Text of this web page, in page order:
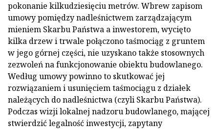
pokonanie kilkudziesięciu metrów. Wbrew zapisom
umowy pomiędzy nadleśnictwem zarządzającym
mieniem Skarbu Państwa a inwestorem, wycięto
kilka drzew i trwale połączono taśmociąg z gruntem
w jego górnej części, nie uzyskano także stosownych
zezwoleń na funkcjonowanie obiektu budowlanego.
Według umowy powinno to skutkować jej
rozwiązaniem i usunięciem taśmociągu z działek
należących do nadleśnictwa (czyli Skarbu Państwa).
Podczas wizji lokalnej nadzoru budowlanego, mającej
stwierdzić legalność inwestycji, zapytany